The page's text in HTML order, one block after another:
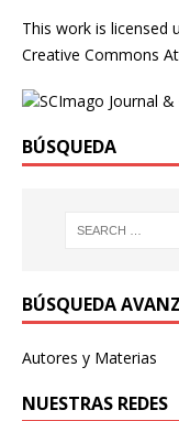
This work is licensed
Creative Commons
BÚSQUEDA
BÚSQUEDA
Autores y Materias
NUESTRAS REDES